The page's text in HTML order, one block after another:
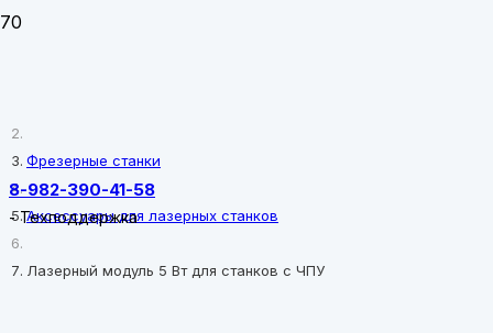
8-982-390-41-58
-Техподдержка
Фрезерные станки
Аксессуары для лазерных станков
Лазерный модуль 5 Вт для станков с ЧПУ